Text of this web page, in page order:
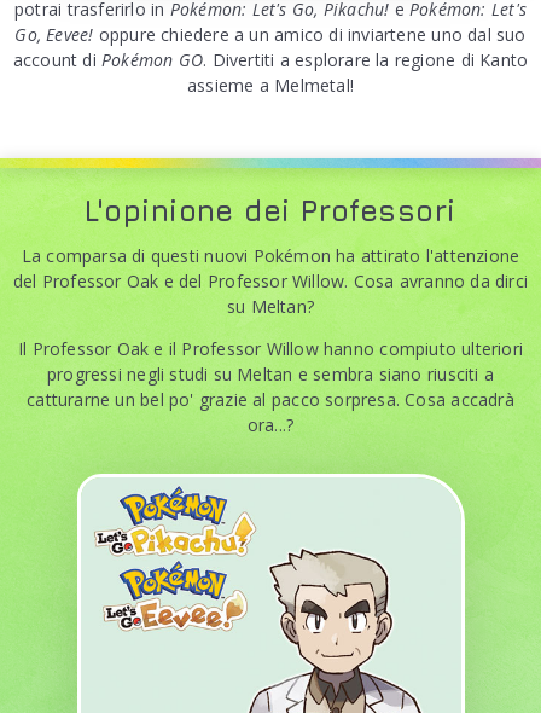
potrai trasferirlo in Pokémon: Let's Go, Pikachu! e Pokémon: Let's
Go, Eevee! oppure chiedere a un amico di inviartene uno dal suo
account di Pokémon GO. Divertiti a esplorare la regione di Kanto
assieme a Melmetal!
L'opinione dei Professori
La comparsa di questi nuovi Pokémon ha attirato l'attenzione
del Professor Oak e del Professor Willow. Cosa avranno da dirci
su Meltan?
Il Professor Oak e il Professor Willow hanno compiuto ulteriori
progressi negli studi su Meltan e sembra siano riusciti a
catturarne un bel po' grazie al pacco sorpresa. Cosa accadrà
ora...?